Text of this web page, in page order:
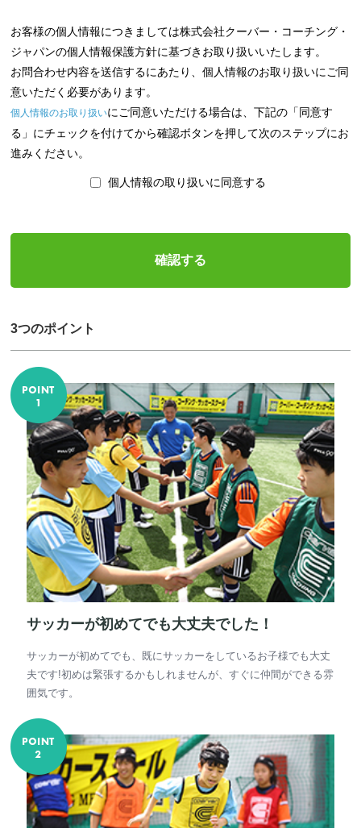
お客様の個人情報につきましては株式会社クーバー・コーチング・
ジャパンの個人情報保護方針に基づきお取り扱いいたします。
お問合わせ内容を送信するにあたり、個人情報のお取り扱いにご同
意いただく必要があります。
個人情報のお取り扱いにご同意いただける場合は、下記の「同意す
る」にチェックを付けてから確認ボタンを押して次のステップにお
進みください。
個人情報の取り扱いに同意する
3つのポイント
サッカーが初めてでも大丈夫でした！
サッカーが初めてでも、既にサッカーをしているお子様でも大丈
夫です!初めは緊張するかもしれませんが、すぐに仲間ができる雰
囲気です。